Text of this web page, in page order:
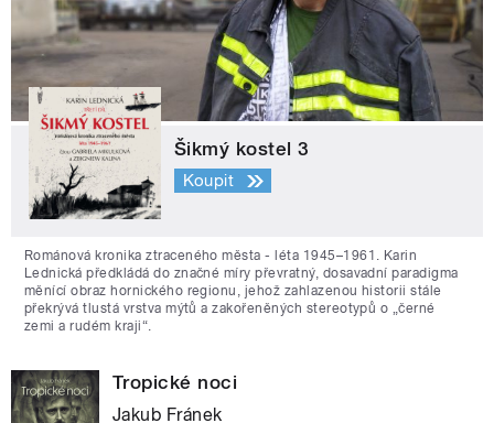
Šikmý kostel 3
Koupit
Románová kronika ztraceného města - léta 1945–1961. Karin
Lednická předkládá do značné míry převratný, dosavadní paradigma
měnící obraz hornického regionu, jehož zahlazenou historii stále
překrývá tlustá vrstva mýtů a zakořeněných stereotypů o „černé
zemi a rudém kraji“.
Tropické noci
Jakub Fránek